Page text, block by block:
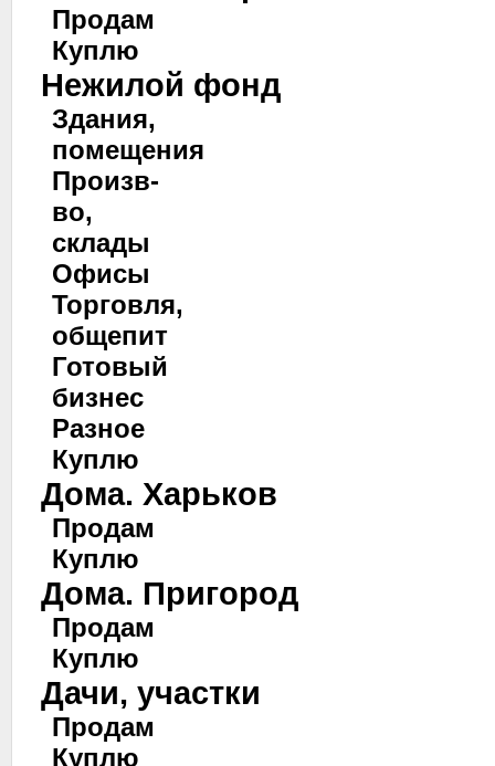
Продам
Куплю
Нежилой фонд
Здания,
помещения
Произв-
во,
склады
Офисы
Торговля,
общепит
Готовый
бизнес
Разное
Куплю
Дома. Харьков
Продам
Куплю
Дома. Пригород
Продам
Куплю
Дачи, участки
Продам
Куплю